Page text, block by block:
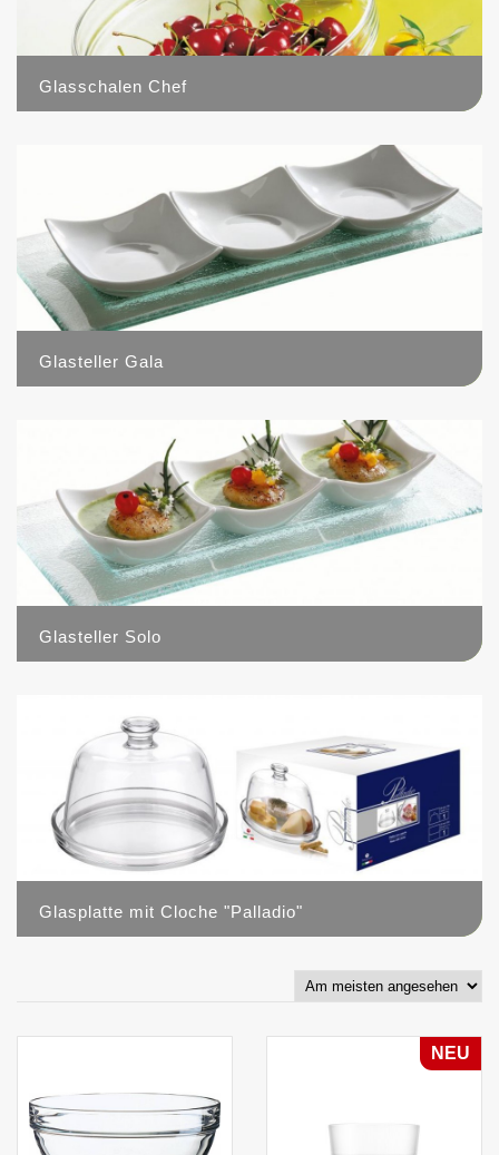
Glasschalen Chef
Glasteller Gala
Glasteller Solo
Glasplatte mit Cloche "Palladio"
NEU